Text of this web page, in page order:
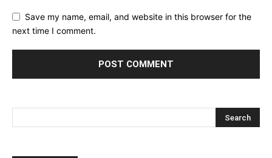
Save my name, email, and website in this browser for the
next time I comment.